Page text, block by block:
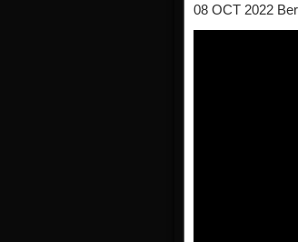
08 OCT 2022